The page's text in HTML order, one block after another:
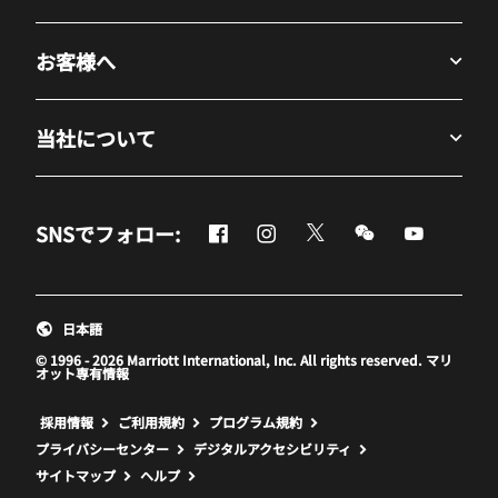
お客様へ
当社について
SNSでフォロー: Facebook
新しいウィンドウで開く
Instagram
新しいウィンドウで開く
Twitter
新しいウィンドウで開
Messenger
新しいウィンド
新しいウ
© 1996 - 2026 Marriott International, Inc. All rights reserved. マリ
オット専有情報
日本語
採用情報 新しいウィンドウで開く
ご利用規約
プログラム規約
プライバシーセンター
デジタルアクセシビリティ
サイトマップ
ヘルプ